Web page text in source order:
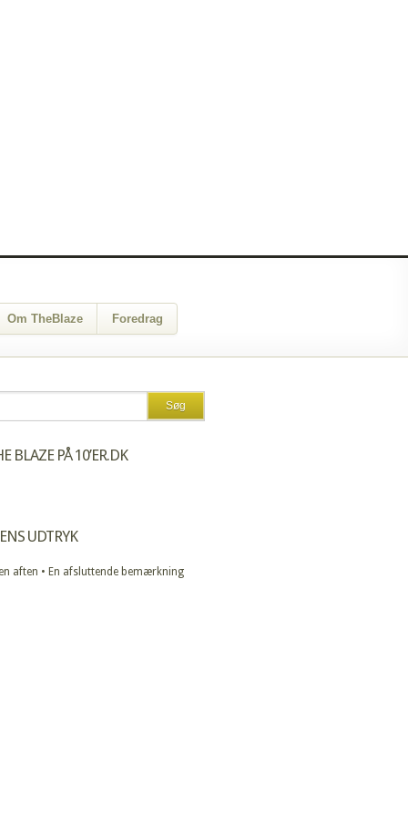
Om TheBlaze Foredrag
BLAZE PÅ 10’ER.DK
UDTRYK
aften • En afsluttende bemærkning